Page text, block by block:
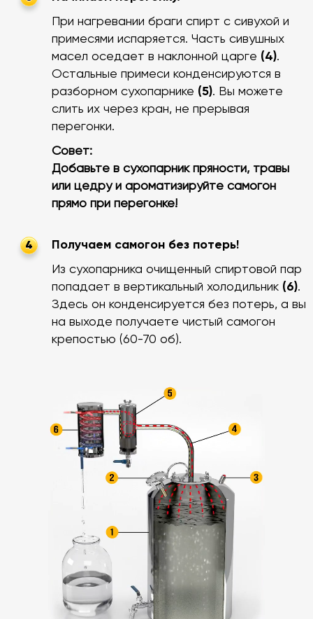
При нагревании браги спирт с сивухой и
примесями испаряется. Часть сивушных
масел оседает в наклонной царге (4).
Остальные примеси конденсируются в
разборном сухопарнике (5). Вы можете
слить их через кран, не прерывая
перегонки.
Совет:
Добавьте в сухопарник пряности, травы
или цедру и ароматизируйте самогон
прямо при перегонке!
4
Получаем самогон без потерь!
Из сухопарника очищенный спиртовой пар
попадает в вертикальный холодильник (6).
Здесь он конденсируется без потерь, а вы
на выходе получаете чистый самогон
крепостью (60-70 об).